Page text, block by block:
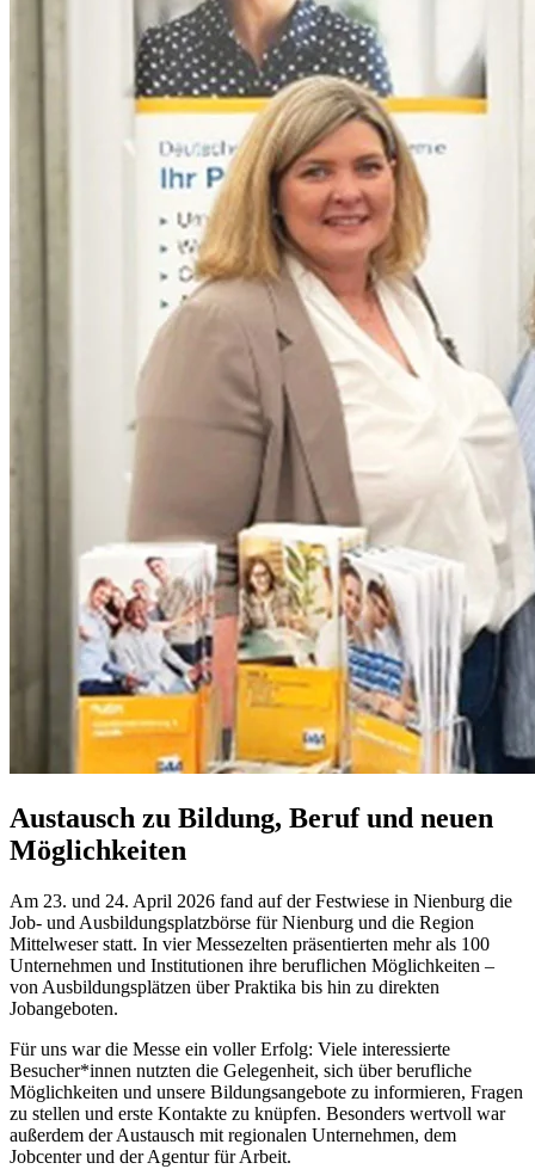
Austausch zu Bildung, Beruf und neuen
Möglichkeiten
Am 23. und 24. April 2026 fand auf der Festwiese in Nienburg die
Job- und Ausbildungsplatzbörse für Nienburg und die Region
Mittelweser statt. In vier Messezelten präsentierten mehr als 100
Unternehmen und Institutionen ihre beruflichen Möglichkeiten –
von Ausbildungsplätzen über Praktika bis hin zu direkten
Jobangeboten.
Für uns war die Messe ein voller Erfolg: Viele interessierte
Besucher*innen nutzten die Gelegenheit, sich über berufliche
Möglichkeiten und unsere Bildungsangebote zu informieren, Fragen
zu stellen und erste Kontakte zu knüpfen. Besonders wertvoll war
außerdem der Austausch mit regionalen Unternehmen, dem
Jobcenter und der Agentur für Arbeit.